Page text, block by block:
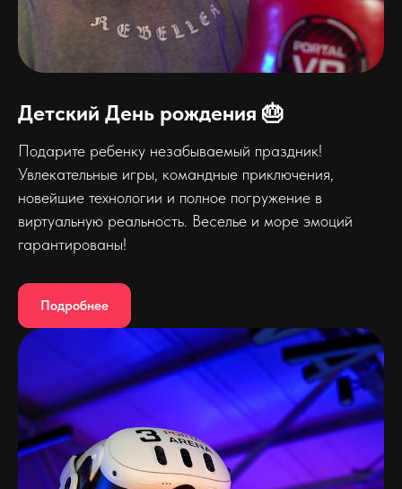
Детский День рождения 🎂
Подарите ребенку незабываемый праздник!
Увлекательные игры, командные приключения,
новейшие технологии и полное погружение в
виртуальную реальность. Веселье и море эмоций
гарантированы!
Подробнее